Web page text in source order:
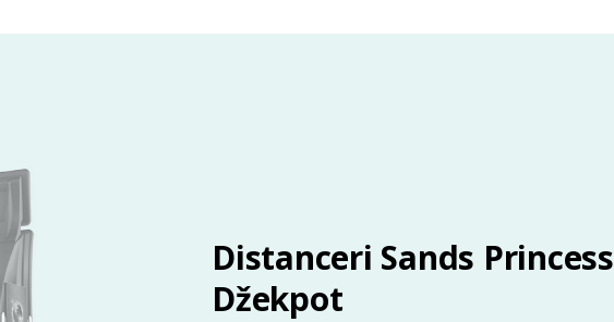
Distanceri Sands Princess
Džekpot